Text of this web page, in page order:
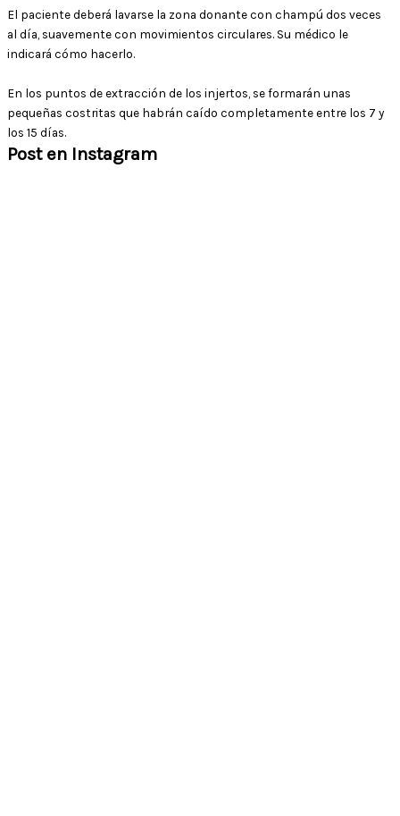
El paciente deberá lavarse la zona donante con champú dos veces
al día, suavemente con movimientos circulares. Su médico le
indicará cómo hacerlo.
En los puntos de extracción de los injertos, se formarán unas
pequeñas costritas que habrán caído completamente entre los 7 y
los 15 días.
Post en Instagram